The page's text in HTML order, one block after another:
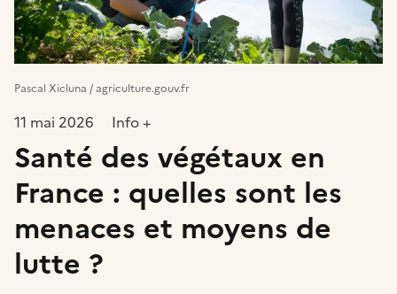
Pascal Xicluna / agriculture.gouv.fr
11 mai 2026 Info +
Santé des végétaux en
France : quelles sont les
menaces et moyens de
lutte ?